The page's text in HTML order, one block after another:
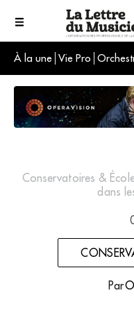
À la une Vie Pro
Le
Conservatoires &
dans
Par